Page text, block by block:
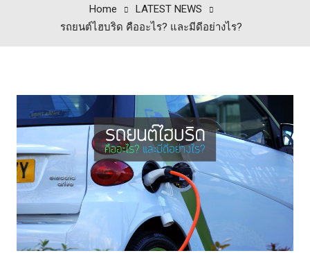
Home
LATEST NEWS
รถยนต์ไฮบริด คืออะไร? และมีดีอย่างไร?